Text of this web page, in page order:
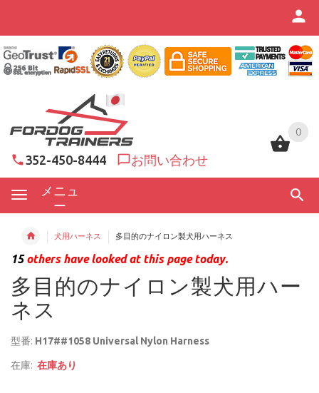
0
352-450-8444 お問い合わせ
メニュ
ー
0
犬用ハーネス 多目的のナイロン製犬用ハーネス
15others have looked at this page today.
多目的のナイロン製犬用ハー
ネス
型番: H17##1058 Universal Nylon Harness
在庫: 在庫あり